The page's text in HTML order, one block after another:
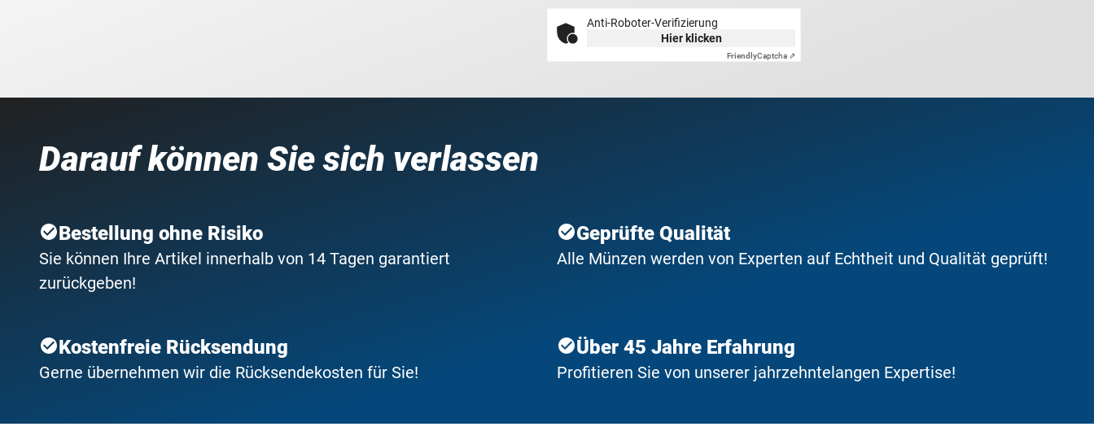
Anti-Roboter-Verifizierung
Hier klicken
FriendlyCaptcha ⇗
Darauf können Sie sich verlassen
Bestellung ohne Risiko
Sie können Ihre Artikel innerhalb von 14 Tagen garantiert
zurückgeben!
Geprüfte Qualität
Alle Münzen werden von Experten auf Echtheit und Qualität geprüft!
Kostenfreie Rücksendung
Gerne übernehmen wir die Rücksendekosten für Sie!
Über 45 Jahre Erfahrung
Profitieren Sie von unserer jahrzehntelangen Expertise!